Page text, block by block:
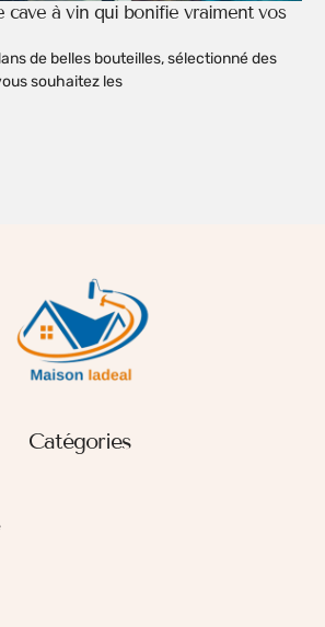
cave à vin qui bonifie vraiment vos
de belles bouteilles, sélectionné des
souhaitez les
Catégories